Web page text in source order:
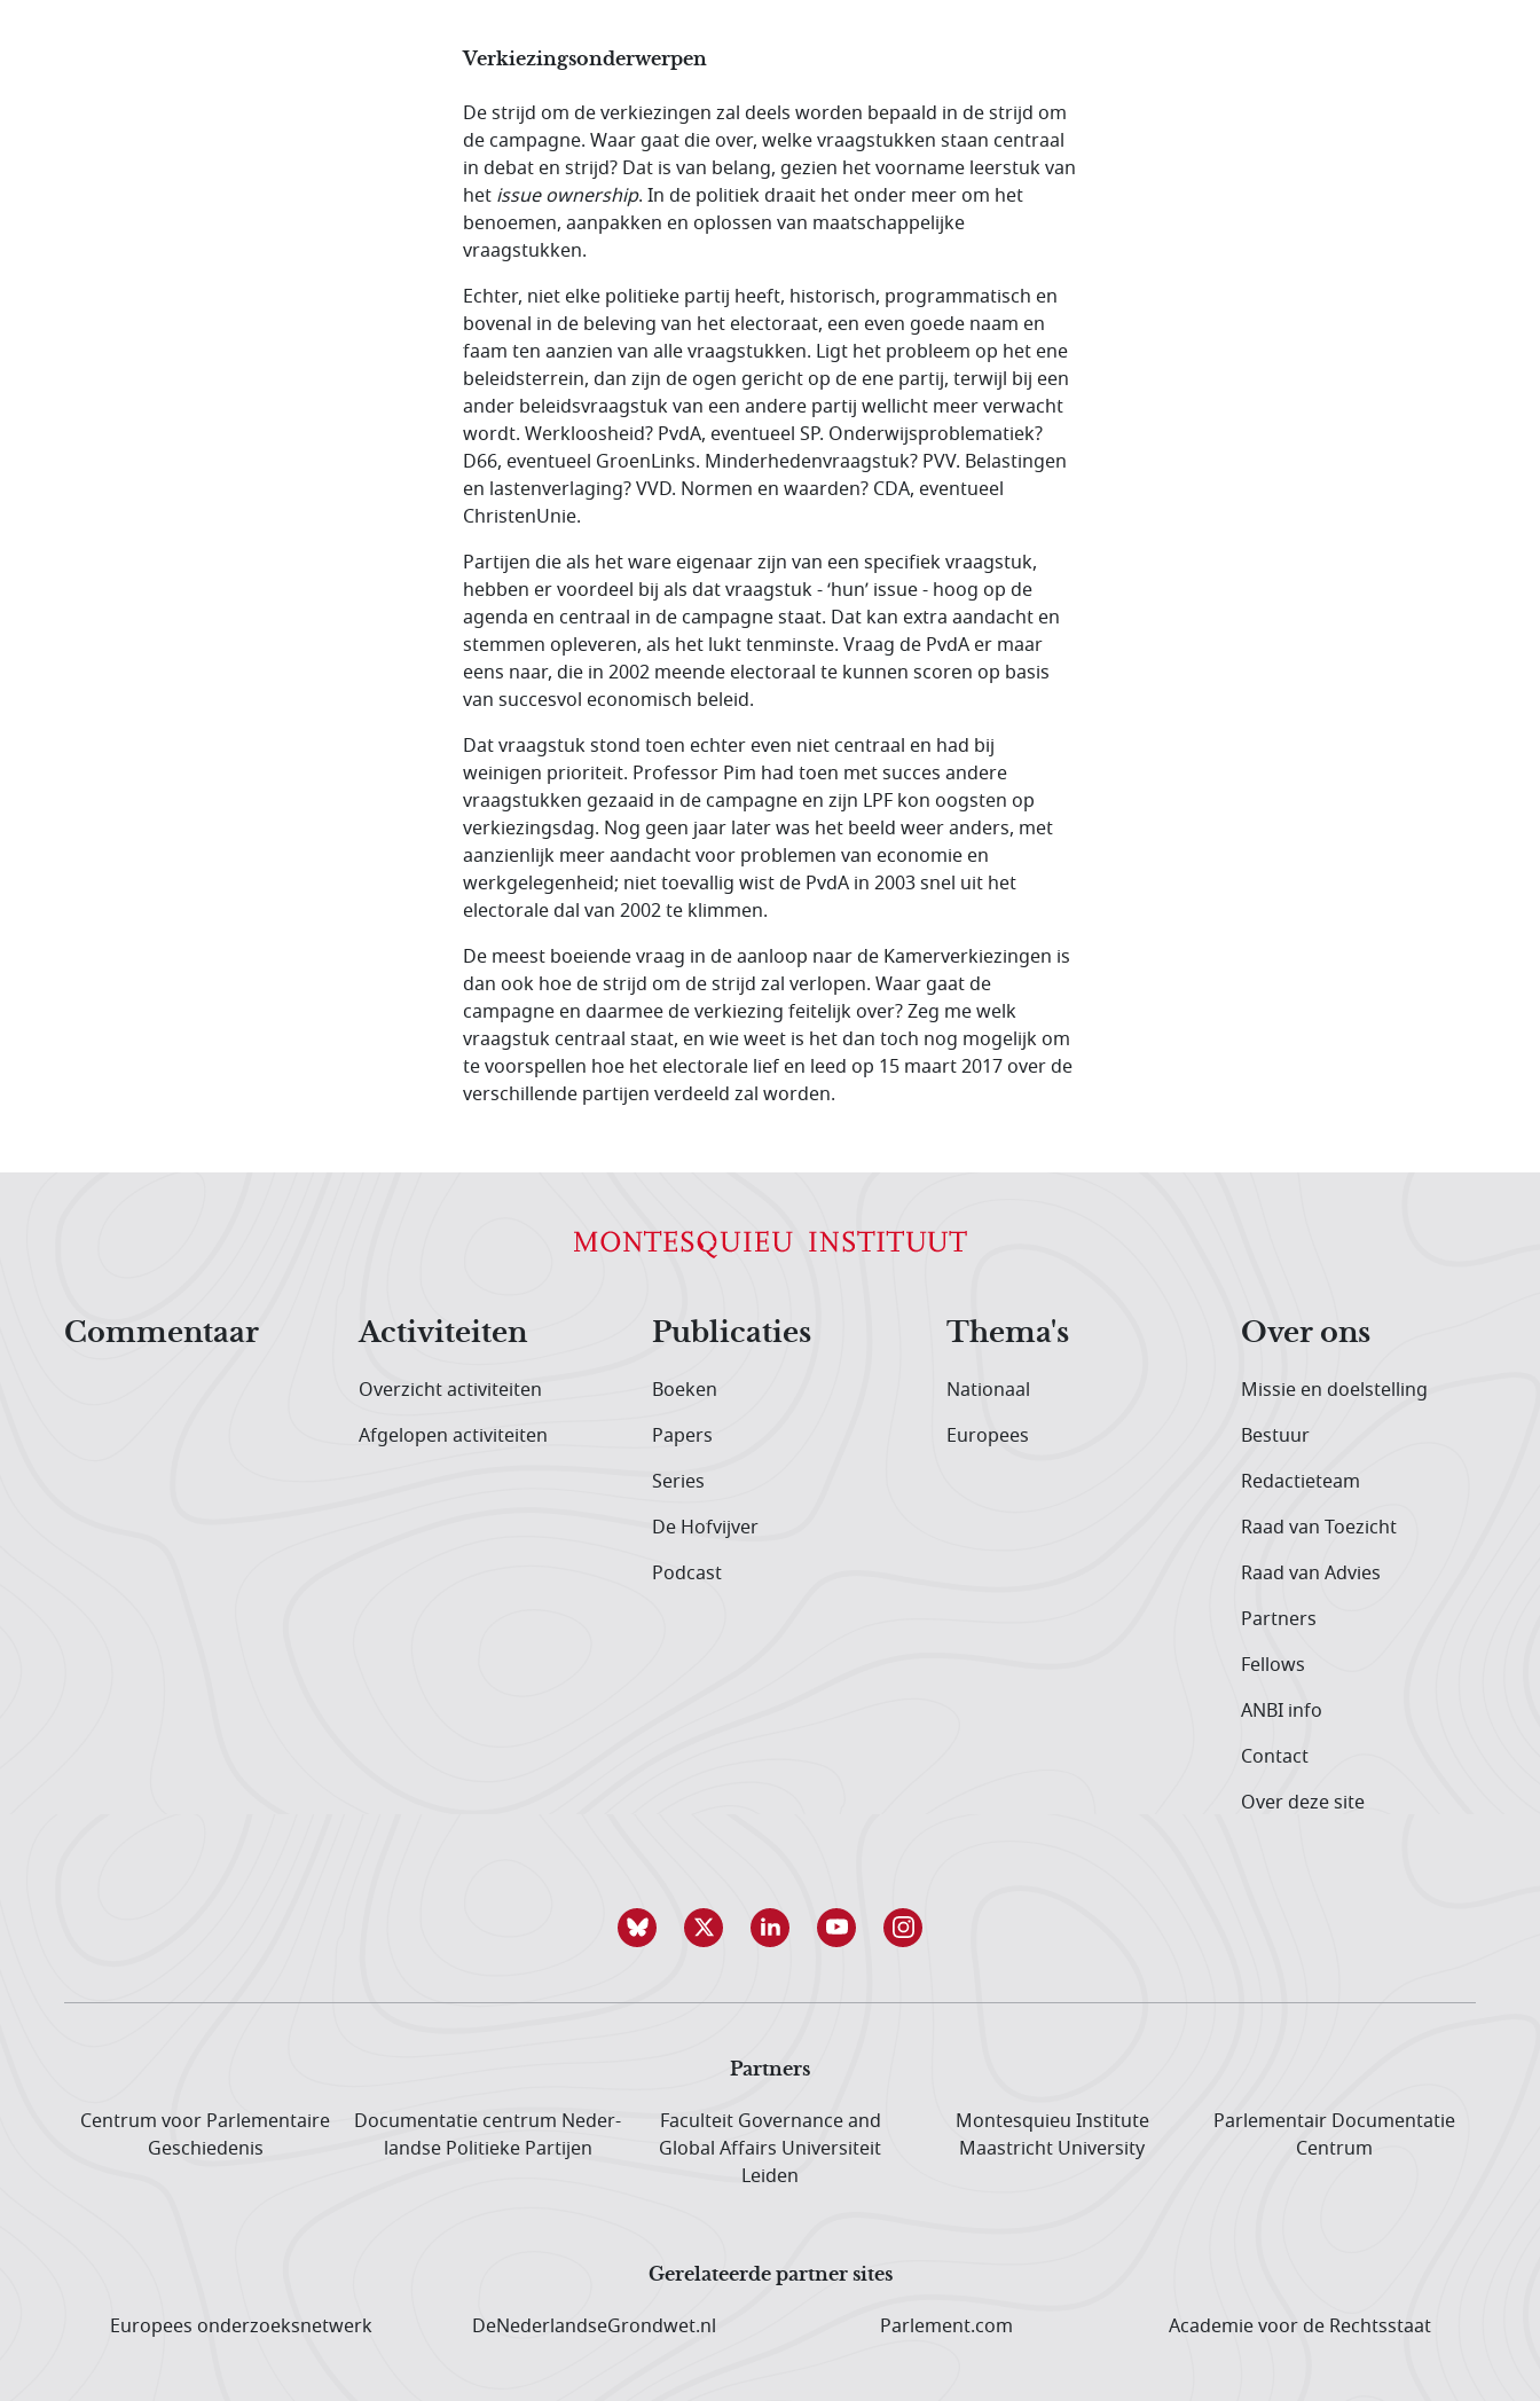
Verkiezingsonderwerpen
De strijd om de verkiezingen zal deels worden bepaald in de strijd om
de campagne. Waar gaat die over, welke vraagstukken staan centraal
in debat en strijd? Dat is van belang, gezien het voorname leerstuk van
het issue ownership. In de politiek draait het onder meer om het
benoemen, aanpakken en oplossen van maatschappelijke
vraagstukken.
Echter, niet elke politieke partij heeft, historisch, programmatisch en
bovenal in de beleving van het electoraat, een even goede naam en
faam ten aanzien van alle vraagstukken. Ligt het probleem op het ene
beleidsterrein, dan zijn de ogen gericht op de ene partij, terwijl bij een
ander beleidsvraagstuk van een andere partij wellicht meer verwacht
wordt. Werkloosheid? PvdA, eventueel SP. Onderwijsproblematiek?
D66, eventueel GroenLinks. Minderhedenvraagstuk? PVV. Belastingen
en lastenverlaging? VVD. Normen en waarden? CDA, eventueel
ChristenUnie.
Partijen die als het ware eigenaar zijn van een specifiek vraagstuk,
hebben er voordeel bij als dat vraagstuk - ‘hun’ issue - hoog op de
agenda en centraal in de campagne staat. Dat kan extra aandacht en
stemmen opleveren, als het lukt tenminste. Vraag de PvdA er maar
eens naar, die in 2002 meende electoraal te kunnen scoren op basis
van succesvol economisch beleid.
Dat vraagstuk stond toen echter even niet centraal en had bij
weinigen prioriteit. Professor Pim had toen met succes andere
vraagstukken gezaaid in de campagne en zijn LPF kon oogsten op
verkiezingsdag. Nog geen jaar later was het beeld weer anders, met
aanzienlijk meer aandacht voor problemen van economie en
werkgelegenheid; niet toevallig wist de PvdA in 2003 snel uit het
electorale dal van 2002 te klimmen.
De meest boeiende vraag in de aanloop naar de Kamerverkiezingen is
dan ook hoe de strijd om de strijd zal verlopen. Waar gaat de
campagne en daarmee de verkiezing feitelijk over? Zeg me welk
vraagstuk centraal staat, en wie weet is het dan toch nog mogelijk om
te voorspellen hoe het electorale lief en leed op 15 maart 2017 over de
verschillende partijen verdeeld zal worden.
Commentaar
Activiteiten
Overzicht activiteiten
Afgelopen activiteiten
Publicaties
Boeken
Papers
Series
De Hofvijver
Podcast
Thema's
Nationaal
Europees
Over ons
Missie en doelstelling
Bestuur
Redactieteam
Raad van Toezicht
Raad van Advies
Partners
Fellows
ANBI info
Contact
Over deze site
Partners
Centrum voor Parlementaire
Geschiedenis
Documentatie centrum Neder­
landse Politieke Partijen
Faculteit Governance and
Global Affairs Universiteit
Leiden
Montesquieu Institute
Maastricht University
Parlementair Documentatie
Centrum
Gerelateerde partner sites
Europees onderzoeks­netwerk DeNederlandseGrondwet.nl Parlement.com Academie voor de Rechtsstaat